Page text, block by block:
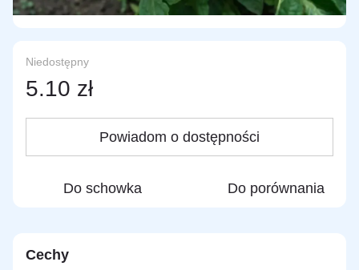
Niedostępny
5.10 zł
Powiadom o dostępności
Do schowka Do porównania
Cechy